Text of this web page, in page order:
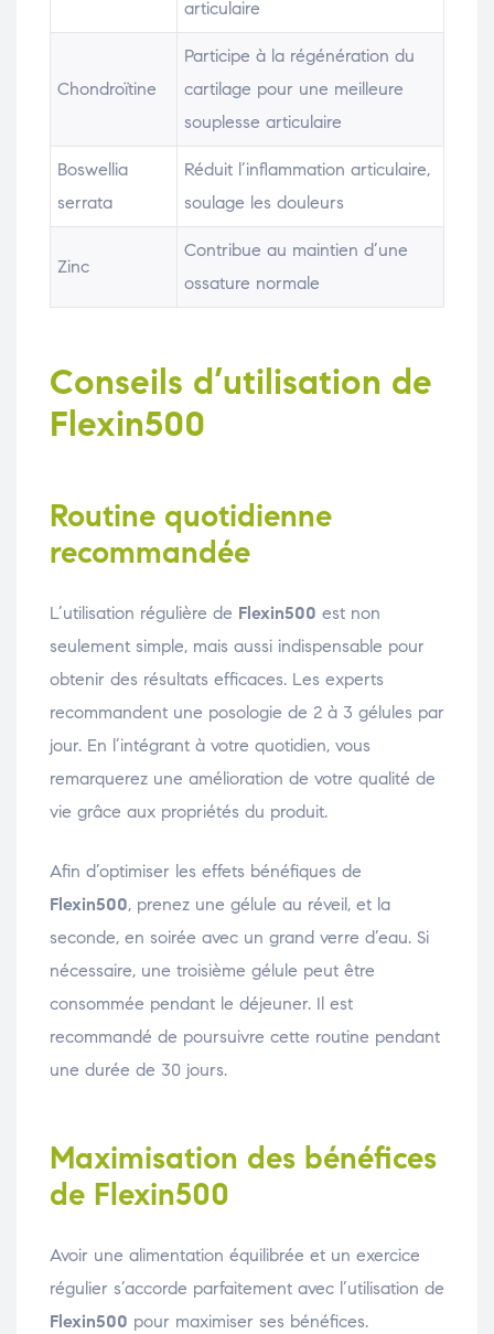
articulaire
Chondroïtine
Participe à la régénération du
cartilage pour une meilleure
souplesse articulaire
Boswellia
serrata
Réduit l’inflammation articulaire,
soulage les douleurs
Zinc
Contribue au maintien d’une
ossature normale
Conseils d’utilisation de
Flexin500
Routine quotidienne
recommandée
L’utilisation régulière de Flexin500 est non
seulement simple, mais aussi indispensable pour
obtenir des résultats efficaces. Les experts
recommandent une posologie de 2 à 3 gélules par
jour. En l’intégrant à votre quotidien, vous
remarquerez une amélioration de votre qualité de
vie grâce aux propriétés du produit.
Afin d’optimiser les effets bénéfiques de
Flexin500, prenez une gélule au réveil, et la
seconde, en soirée avec un grand verre d’eau. Si
nécessaire, une troisième gélule peut être
consommée pendant le déjeuner. Il est
recommandé de poursuivre cette routine pendant
une durée de 30 jours.
Maximisation des bénéfices
de Flexin500
Avoir une alimentation équilibrée et un exercice
régulier s’accorde parfaitement avec l’utilisation de
Flexin500 pour maximiser ses bénéfices.